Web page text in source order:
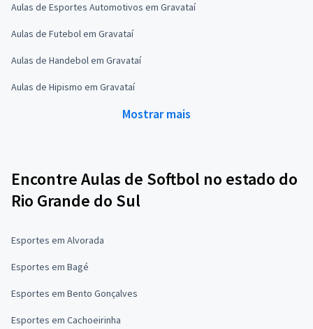
Aulas de Esportes Automotivos em Gravataí
Aulas de Futebol em Gravataí
Aulas de Handebol em Gravataí
Aulas de Hipismo em Gravataí
Mostrar mais
Encontre Aulas de Softbol no estado do
Rio Grande do Sul
Esportes em Alvorada
Esportes em Bagé
Esportes em Bento Gonçalves
Esportes em Cachoeirinha